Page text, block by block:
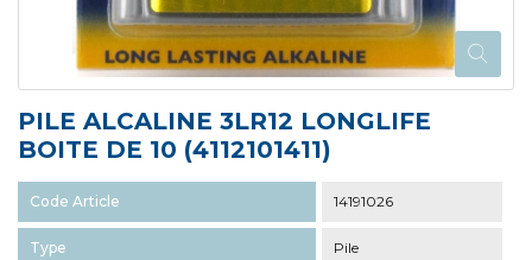
PILE ALCALINE 3LR12 LONGLIFE
BOITE DE 10 (4112101411)
Code Article 14191026
Type Pile